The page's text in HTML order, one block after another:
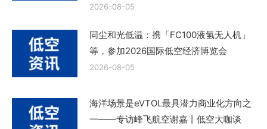
2026-08-05
同尘和光低温：携「FC100液氢无人机」
等，参加2026国际低空经济博览会
2026-08-05
海洋场景是eVTOL最具潜力商业化方向之
一——专访峰飞航空谢嘉丨低空大咖谈